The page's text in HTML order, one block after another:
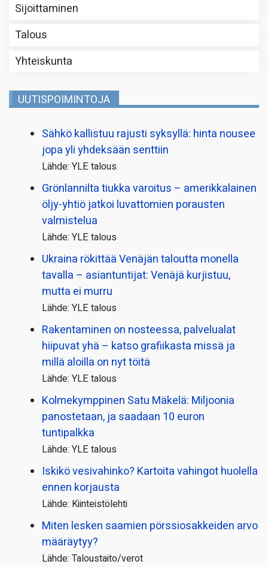
Sijoittaminen
Talous
Yhteiskunta
UUTISPOIMINTOJA
Sähkö kallistuu rajusti syksyllä: hinta nousee
jopa yli yhdeksään senttiin
Lähde: YLE talous
Grönlannilta tiukka varoitus – amerikkalainen
öljy-yhtiö jatkoi luvattomien porausten
valmistelua
Lähde: YLE talous
Ukraina rökittää Venäjän taloutta monella
tavalla – asiantuntijat: Venäjä kurjistuu,
mutta ei murru
Lähde: YLE talous
Rakentaminen on nosteessa, palvelualat
hiipuvat yhä – katso grafiikasta missä ja
millä aloilla on nyt töitä
Lähde: YLE talous
Kolmekymppinen Satu Mäkelä: Miljoonia
panostetaan, ja saadaan 10 euron
tuntipalkka
Lähde: YLE talous
Iskikö vesivahinko? Kartoita vahingot huolella
ennen korjausta
Lähde: Kiinteistölehti
Miten lesken saamien pörssi­osakkeiden arvo
määräytyy?
Lähde: Taloustaito/verot